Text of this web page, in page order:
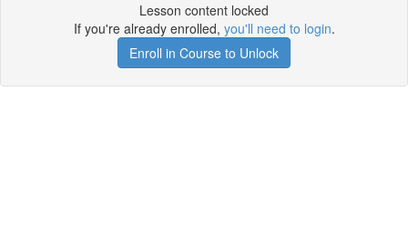
Lesson content locked
If you're already enrolled, you'll need to login.
Enroll in Course to Unlock